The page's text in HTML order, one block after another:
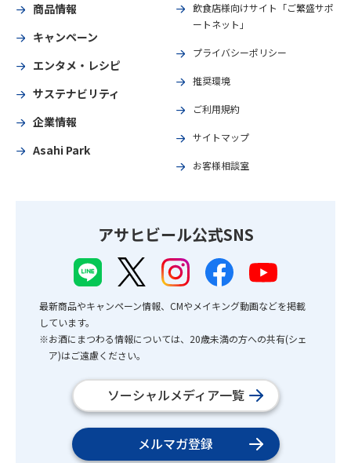
商品情報
キャンペーン
エンタメ・レシピ
サステナビリティ
企業情報
Asahi Park
飲食店様向けサイト「ご繁盛サポ
ートネット」
プライバシーポリシー
推奨環境
ご利用規約
サイトマップ
お客様相談室
アサヒビール公式SNS
最新商品やキャンペーン情報、CMやメイキング動画などを掲載
しています。
※お酒にまつわる情報については、20歳未満の方への共有(シェ
ア)はご遠慮ください。
ソーシャルメディア一覧
メルマガ登録